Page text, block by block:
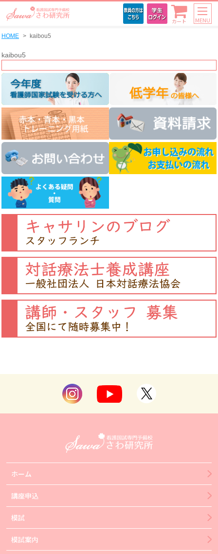
カート MENU
HOME kaibou5
kaibou5
ホーム
講座申込
模試
模試案内